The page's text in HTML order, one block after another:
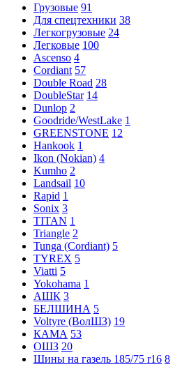
Грузовые 91
Для спецтехники 38
Легкогрузовые 24
Легковые 100
Ascenso 4
Cordiant 57
Double Road 28
DoubleStar 14
Dunlop 2
Goodride/WestLake 1
GREENSTONE 12
Hankook 1
Ikon (Nokian) 4
Kumho 2
Landsail 10
Rapid 1
Sonix 3
TITAN 1
Triangle 2
Tunga (Cordiant) 5
TYREX 5
Viatti 5
Yokohama 1
АШК 3
БЕЛШИНА 5
Voltyre (ВолШЗ) 19
КАМА 53
ОШЗ 20
Шины на газель 185/75 r16 8